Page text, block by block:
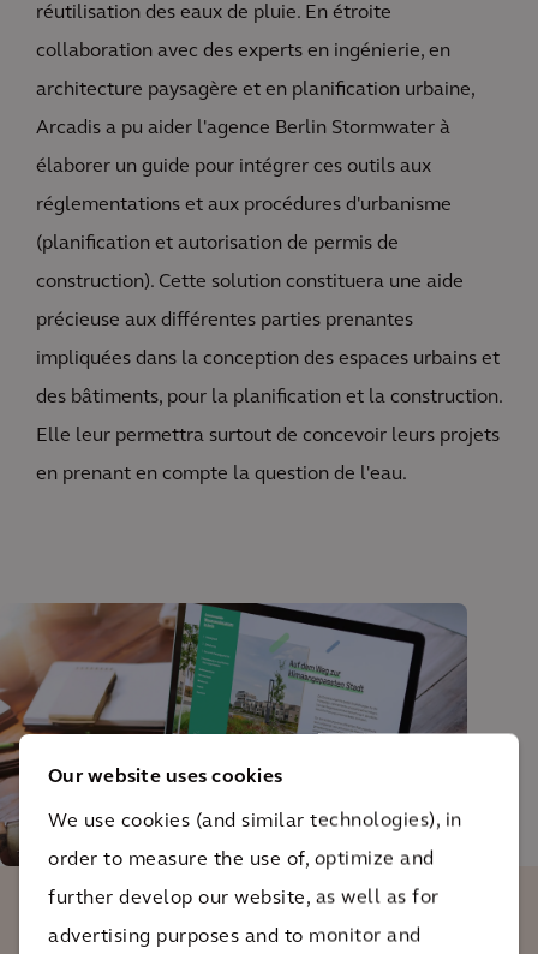
Our website uses cookies
We use cookies (and similar technologies), in
order to measure the use of, optimize and
further develop our website, as well as for
advertising purposes and to monitor and
réutilisation des eaux de pluie. En étroite
collaboration avec des experts en ingénierie, en
architecture paysagère et en planification urbaine,
Arcadis a pu aider l'agence Berlin Stormwater à
élaborer un guide pour intégrer ces outils aux
réglementations et aux procédures d'urbanisme
(planification et autorisation de permis de
construction). Cette solution constituera une aide
précieuse aux différentes parties prenantes
impliquées dans la conception des espaces urbains et
des bâtiments, pour la planification et la construction.
Elle leur permettra surtout de concevoir leurs projets
en prenant en compte la question de l'eau.
L'approche intégrée, pluridisciplinaire,